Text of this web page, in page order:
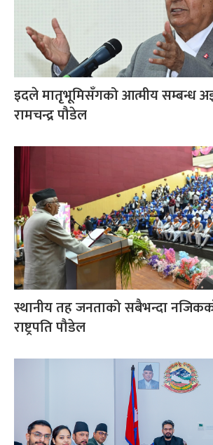
इदले मातृभूमिसँगको आत्मीय सम्बन्ध
रामचन्द्र पौडेल
स्थानीय तह जनताको सबैभन्दा
राष्ट्रपति पौडेल